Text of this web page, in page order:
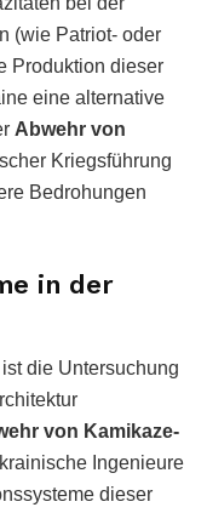
(wie Patriot- oder
Produktion dieser
eine alternative
Abwehr von
Kriegsführung
Bedrohungen
in der
die Untersuchung
von Kamikaze-
Ingenieure
dieser